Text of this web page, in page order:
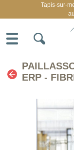
ERP -
Tapis-sur-